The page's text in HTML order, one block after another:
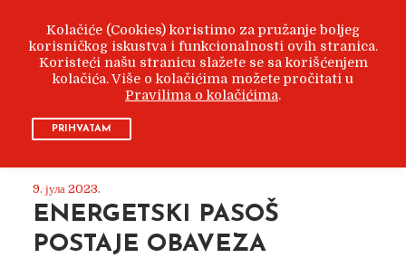
9. јула 2023.
ENERGETSKI PASOŠ
POSTAJE OBAVEZA
Kolačiće (Cookies) koristimo za pružanje boljeg
korisničkog iskustva i funkcionalnosti ovih stranica.
Koristeći našu stranicu slažete se sa korišćenjem
kolačića. Više o kolačićima možete pročitati u
Pravilima o kolačićima.
PRIHVATAM